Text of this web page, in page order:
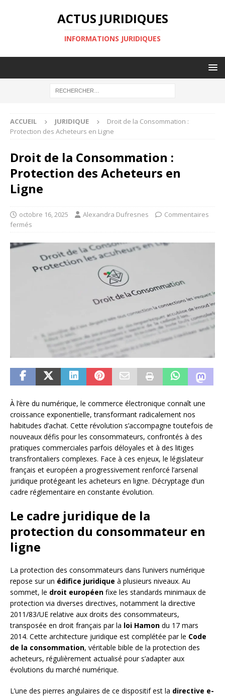
ACTUS JURIDIQUES
INFORMATIONS JURIDIQUES
ACCUEIL JURIDIQUE
Droit de la Consommation :
Protection des Acheteurs en Ligne
Droit de la Consommation :
Protection des Acheteurs en
Ligne
octobre 16, 2025 Alexandra Dufresnes
Commentaires
fermés
À l’ère du numérique, le commerce électronique connaît une
croissance exponentielle, transformant radicalement nos
habitudes d’achat. Cette révolution s’accompagne toutefois de
nouveaux défis pour les consommateurs, confrontés à des
pratiques commerciales parfois déloyales et à des litiges
transfrontaliers complexes. Face à ces enjeux, le législateur
français et européen a progressivement renforcé l’arsenal
juridique protégeant les acheteurs en ligne. Décryptage d’un
cadre réglementaire en constante évolution.
Le cadre juridique de la
protection du consommateur en
ligne
La protection des consommateurs dans l’univers numérique
repose sur un édifice juridique à plusieurs niveaux. Au
sommet, le droit européen fixe les standards minimaux de
protection via diverses directives, notamment la directive
2011/83/UE relative aux droits des consommateurs,
transposée en droit français par la loi Hamon du 17 mars
2014. Cette architecture juridique est complétée par le Code
de la consommation, véritable bible de la protection des
acheteurs, régulièrement actualisé pour s’adapter aux
évolutions du marché numérique.
L’une des pierres angulaires de ce dispositif est la directive e-